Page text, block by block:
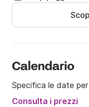
Calendario
Specifica le date
Consulta i prezzi